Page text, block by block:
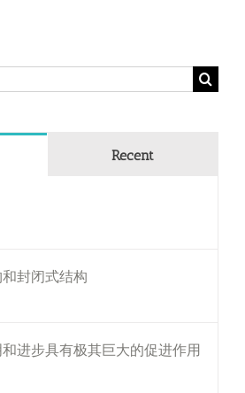
Recent
封闭式结构
进步具有极其巨大的促进作用